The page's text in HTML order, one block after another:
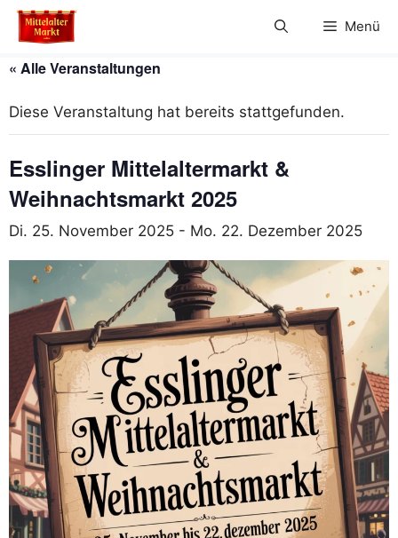
Zum
Inhalt
Menü
« Alle Veranstaltungen
Diese Veranstaltung hat bereits stattgefunden.
Esslinger Mittelaltermarkt &
Weihnachtsmarkt 2025
Di. 25. November 2025 - Mo. 22. Dezember 2025